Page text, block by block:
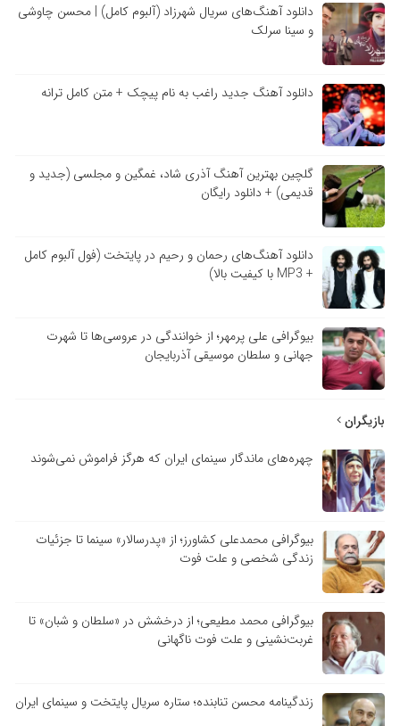
دانلود آهنگ‌های سریال شهرزاد (آلبوم کامل) | محسن چاوشی
و سینا سرلک
دانلود آهنگ جدید راغب به نام پیچک + متن کامل ترانه
گلچین بهترین آهنگ آذری شاد، غمگین و مجلسی (جدید و
قدیمی) + دانلود رایگان
دانلود آهنگ‌های رحمان و رحیم در پایتخت (فول آلبوم کامل
+ MP3 با کیفیت بالا)
بیوگرافی علی پرمهر؛ از خوانندگی در عروسی‌ها تا شهرت
جهانی و سلطان موسیقی آذربایجان
بازیگران
چهره‌های ماندگار سینمای ایران که هرگز فراموش نمی‌شوند
بیوگرافی محمدعلی کشاورز؛ از «پدرسالار» سینما تا جزئیات
زندگی شخصی و علت فوت
بیوگرافی محمد مطیعی؛ از درخشش در «سلطان و شبان» تا
غربت‌نشینی و علت فوت ناگهانی
زندگینامه محسن تنابنده؛ ستاره سریال پایتخت و سینمای ایران